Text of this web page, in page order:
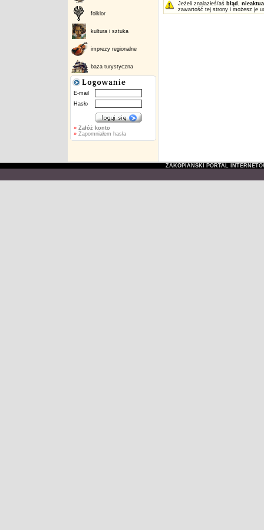
folklor
kultura i sztuka
imprezy regionalne
baza turystyczna
E-mail
Hasło
» Załóż konto
»Zapomniałem hasła
Jeżeli znalazłeś/aś błąd ,
zawartość tej strony i możesz je
ZAKOPIAŃSKI PORTAL